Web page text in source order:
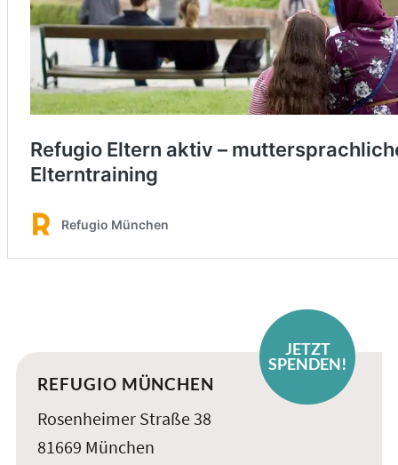
JETZT
SPENDEN!
REFUGIO MÜNCHEN
Rosenheimer Straße 38
81669 München